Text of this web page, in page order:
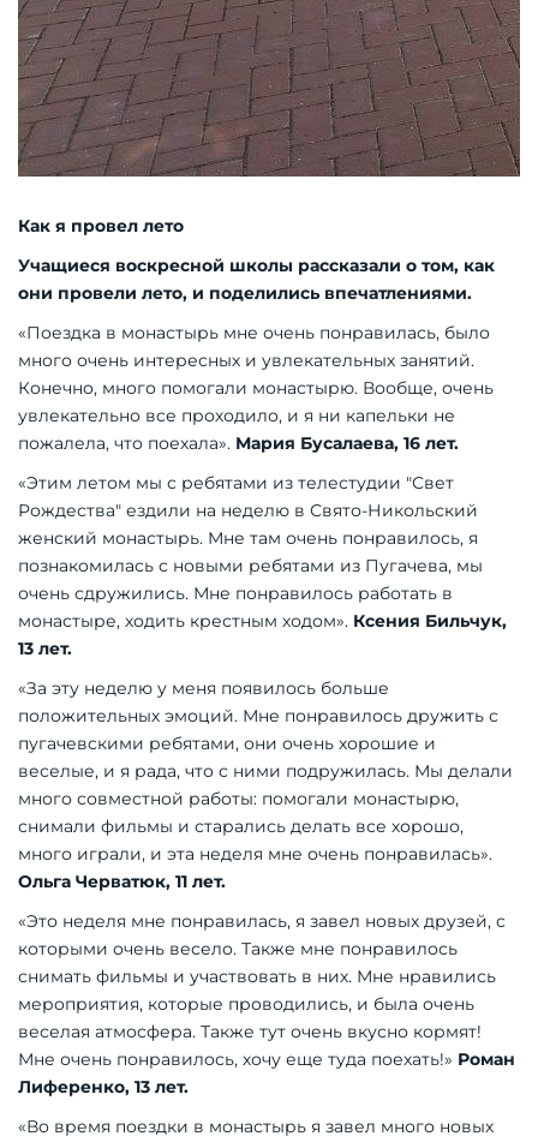
Как я провел лето
Учащиеся воскресной школы рассказали о том, как
они провели лето, и поделились впечатлениями.
«Поездка в монастырь мне очень понравилась, было
много очень интересных и увлекательных занятий.
Конечно, много помогали монастырю. Вообще, очень
увлекательно все проходило, и я ни капельки не
пожалела, что поехала». Мария Бусалаева, 16 лет.
«Этим летом мы с ребятами из телестудии "Свет
Рождества" ездили на неделю в Свято-Никольский
женский монастырь. Мне там очень понравилось, я
познакомилась с новыми ребятами из Пугачева, мы
очень сдружились. Мне понравилось работать в
монастыре, ходить крестным ходом». Ксения Бильчук,
13 лет.
«За эту неделю у меня появилось больше
положительных эмоций. Мне понравилось дружить с
пугачевскими ребятами, они очень хорошие и
веселые, и я рада, что с ними подружилась. Мы делали
много совместной работы: помогали монастырю,
снимали фильмы и старались делать все хорошо,
много играли, и эта неделя мне очень понравилась».
Ольга Черватюк, 11 лет.
«Это неделя мне понравилась, я завел новых друзей, с
которыми очень весело. Также мне понравилось
снимать фильмы и участвовать в них. Мне нравились
мероприятия, которые проводились, и была очень
веселая атмосфера. Также тут очень вкусно кормят!
Мне очень понравилось, хочу еще туда поехать!» Роман
Лиференко, 13 лет.
«Во время поездки в монастырь я завел много новых